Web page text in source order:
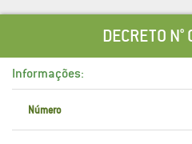
DECRETO
Informações:
Número